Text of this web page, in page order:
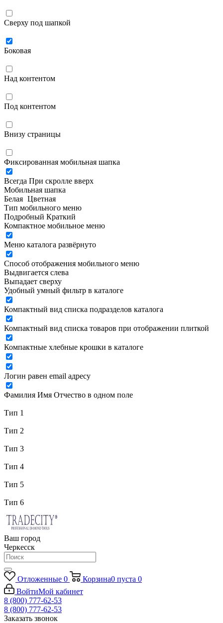
Сверху под шапкой
Боковая
Над контентом
Под контентом
Внизу страницы
Фиксированная мобильная шапка
Всегда При скролле вверх
Мобильная шапка
Белая Цветная
Тип мобильного меню
Подробный Краткий
Компактное мобильное меню
Меню каталога развёрнуто
Способ отображения мобильного меню
Выдвигается слева
Выпадает сверху
Удобный умный фильтр в каталоге
Компактный вид списка подразделов каталога
Компактный вид списка товаров при отображении плиткой
Компактные хлебные крошки в каталоге
Логин равен email адресу
Фамилия Имя Отчество в одном поле
Тип 1
Тип 2
Тип 3
Тип 4
Тип 5
Тип 6
Ваш город
Черкесск
Отложенные 0 Корзина0 пуста 0
ВойтиМой кабинет
8 (800) 777-62-53
8 (800) 777-62-53
Заказать звонок